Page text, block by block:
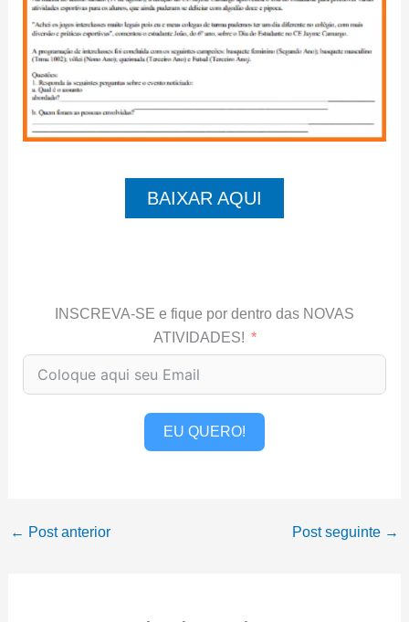
BAIXAR AQUI
INSCREVA-SE e fique por dentro das NOVAS
ATIVIDADES!
EU QUERO!
← Post anterior Post seguinte →